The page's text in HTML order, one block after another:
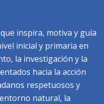
inspira, motiva y guía
inicial y primaria en
la investigación y la
hacia la acción
respetuosos y
natural, la